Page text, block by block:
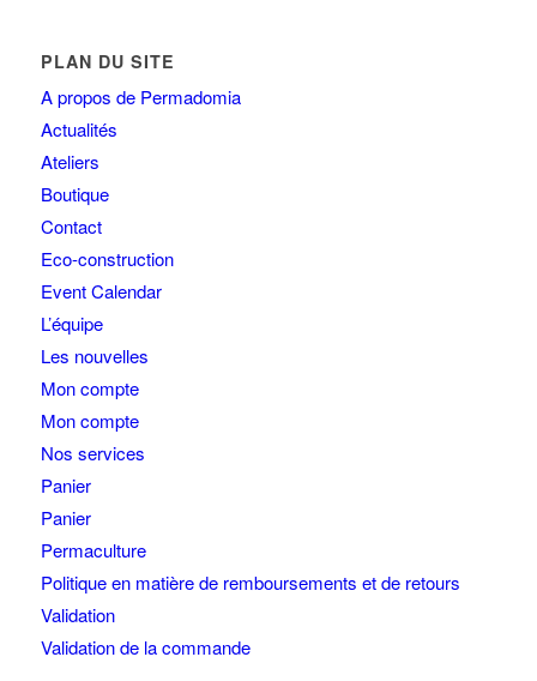
PLAN DU SITE
A propos de Permadomia
Actualités
Ateliers
Boutique
Contact
Eco-construction
Event Calendar
L’équipe
Les nouvelles
Mon compte
Mon compte
Nos services
Panier
Panier
Permaculture
Politique en matière de remboursements et de retours
Validation
Validation de la commande